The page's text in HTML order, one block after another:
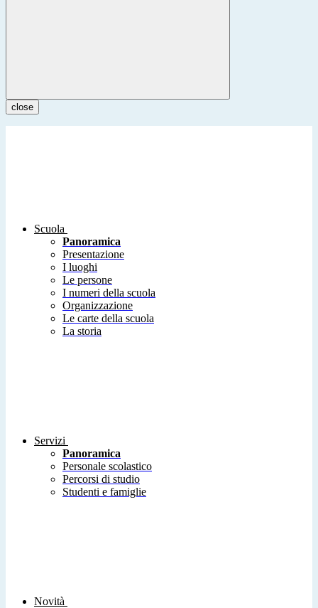
close
Scuola
Panoramica
Presentazione
I luoghi
Le persone
I numeri della scuola
Organizzazione
Le carte della scuola
La storia
Servizi
Panoramica
Personale scolastico
Percorsi di studio
Studenti e famiglie
Novità